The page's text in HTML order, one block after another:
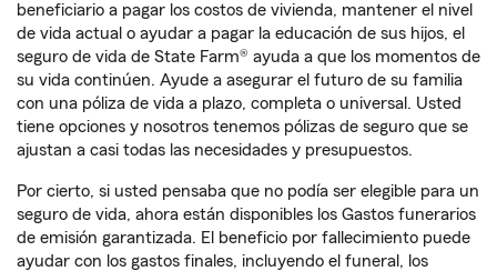
beneficiario a pagar los costos de vivienda, mantener el nivel
de vida actual o ayudar a pagar la educación de sus hijos, el
seguro de vida de State Farm® ayuda a que los momentos de
su vida continúen. Ayude a asegurar el futuro de su familia
con una póliza de vida a plazo, completa o universal. Usted
tiene opciones y nosotros tenemos pólizas de seguro que se
ajustan a casi todas las necesidades y presupuestos.
Por cierto, si usted pensaba que no podía ser elegible para un
seguro de vida, ahora están disponibles los Gastos funerarios
de emisión garantizada. El beneficio por fallecimiento puede
ayudar con los gastos finales, incluyendo el funeral, los